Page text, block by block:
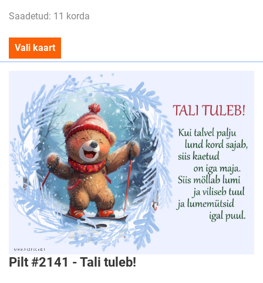
Saadetud: 11 korda
Vali kaart
Pilt #2141 - Tali tuleb!